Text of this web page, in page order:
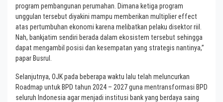
program pembangunan perumahan. Dimana ketiga program
unggulan tersebut diyakini mampu memberikan multiplier effect
atas pertumbuhan ekonomi karena melibatkan pelaku disektor riil.
Nah, bankjatim sendiri berada dalam ekosistem tersebut sehingga
dapat mengambil posisi dan kesempatan yang strategis nantinya,”
papar Busrul.
Selanjutnya, OJK pada beberapa waktu lalu telah meluncurkan
Roadmap untuk BPD tahun 2024 – 2027 guna mentransformasi BPD
seluruh Indonesia agar menjadi institusi bank yang berdaya saing